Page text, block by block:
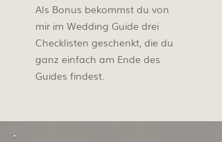
Als Bonus bekommst du von
mir im Wedding Guide drei
Checklisten geschenkt, die du
ganz einfach am Ende des
Guides findest.